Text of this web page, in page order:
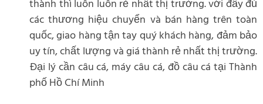
thành thì luôn luôn rẻ nhất thị trường. với đầy đủ
các thương hiệu chuyển và bán hàng trên toàn
quốc, giao hàng tận tay quý khách hàng, đảm bảo
uy tín, chất lượng và giá thành rẻ nhất thị trường.
Đại lý cần câu cá, máy câu cá, đồ câu cá tại Thành
phố Hồ Chí Minh